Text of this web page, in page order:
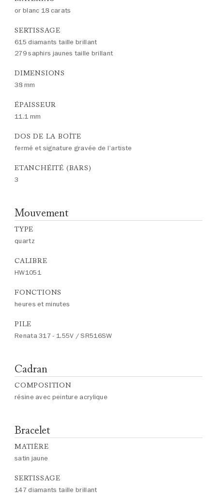
or blanc 18 carats
SERTISSAGE
615 diamants taille brillant
279 saphirs jaunes taille brillant
DIMENSIONS
38 mm
ÉPAISSEUR
11.1 mm
DOS DE LA BOÎTE
fermé et signature gravée de l'artiste
ETANCHÉITÉ (BARS)
3
Mouvement
TYPE
quartz
CALIBRE
HW1051
FONCTIONS
heures et minutes
PILE
Renata 317 - 1.55V / SR516SW
Cadran
COMPOSITION
résine avec peinture acrylique
Bracelet
MATIÈRE
satin jaune
SERTISSAGE
147 diamants taille brillant